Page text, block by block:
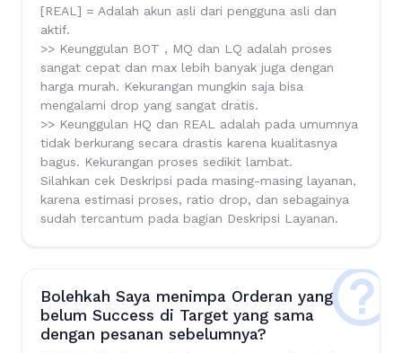
[REAL] = Adalah akun asli dari pengguna asli dan
aktif.
>> Keunggulan BOT , MQ dan LQ adalah proses
sangat cepat dan max lebih banyak juga dengan
harga murah. Kekurangan mungkin saja bisa
mengalami drop yang sangat dratis.
>> Keunggulan HQ dan REAL adalah pada umumnya
tidak berkurang secara drastis karena kualitasnya
bagus. Kekurangan proses sedikit lambat.
Silahkan cek Deskripsi pada masing-masing layanan,
karena estimasi proses, ratio drop, dan sebagainya
sudah tercantum pada bagian Deskripsi Layanan.
Bolehkah Saya menimpa Orderan yang
belum Success di Target yang sama
dengan pesanan sebelumnya?